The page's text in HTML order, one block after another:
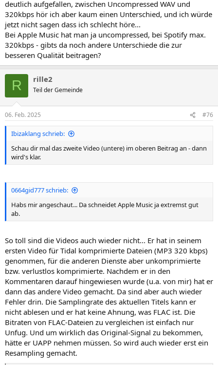
deutlich aufgefallen, zwischen Uncompressed WAV und
320kbps hör ich aber kaum einen Unterschied, und ich würde
jetzt nicht sagen dass ich schlecht höre...
Bei Apple Music hat man ja uncompressed, bei Spotify max.
320kbps - gibts da noch andere Unterschiede die zur
besseren Qualität beitragen?
R rille2
Teil der Gemeinde
06. Feb. 2025 #76
Ibizaklang schrieb:
Schau dir mal das zweite Video (untere) im oberen Beitrag an - dann
wird's klar.
0664gid777 schrieb:
Habs mir angeschaut... Da schneidet Apple Music ja extremst gut
ab.
So toll sind die Videos auch wieder nicht... Er hat in seinem
ersten Video für Tidal komprimierte Dateien (MP3 320 kbps)
genommen, für die anderen Dienste aber unkomprimierte
bzw. verlustlos komprimierte. Nachdem er in den
Kommentaren darauf hingewiesen wurde (u.a. von mir) hat er
dann das andere Video gemacht. Da sind aber auch wieder
Fehler drin. Die Samplingrate des aktuellen Titels kann er
nicht ablesen und er hat keine Ahnung, was FLAC ist. Die
Bitraten von FLAC-Dateien zu vergleichen ist einfach nur
Unfug. Und um wirklich das Original-Signal zu bekommen,
hätte er UAPP nehmen müssen. So wird auch wieder erst ein
Resampling gemacht.